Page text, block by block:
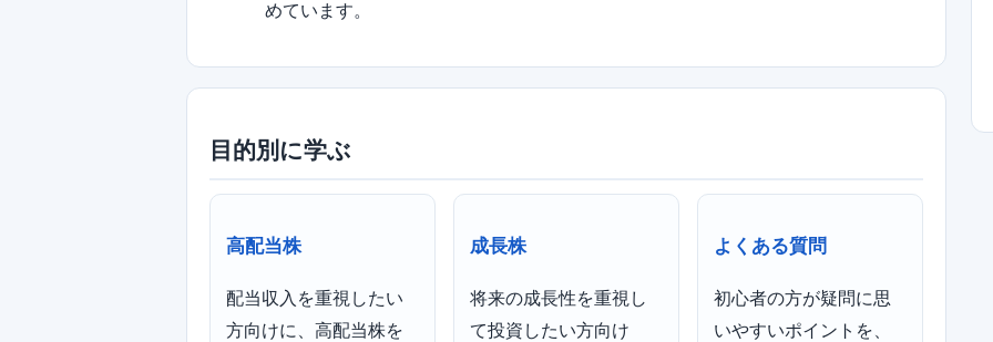
めています。
目的別に学ぶ
高配当株
配当収入を重視したい
方向けに、高配当株を
成長株
将来の成長性を重視し
て投資したい方向け
よくある質問
初心者の方が疑問に思
いやすいポイントを、